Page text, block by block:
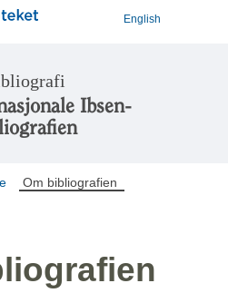
English
Ibsen-
Om bibliografien